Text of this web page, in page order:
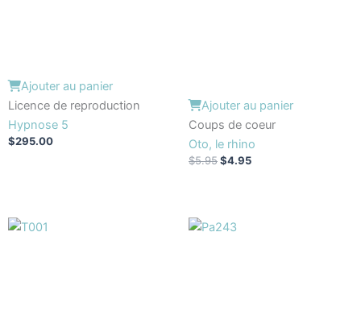
Ajouter au panier
Licence de reproduction
Hypnose 5
$295.00
Ajouter au panier
Coups de coeur
Oto, le rhino
$5.95$4.95